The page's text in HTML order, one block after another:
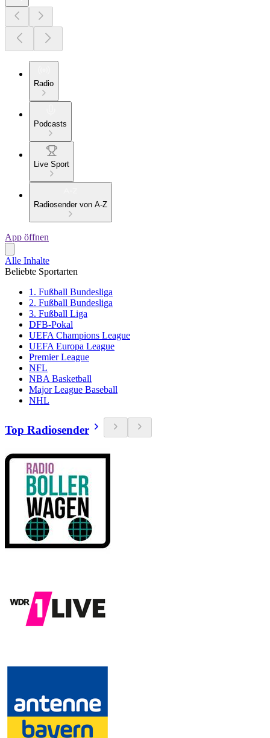
Radio
Podcasts
Live Sport
Radiosender von A-Z
App öffnen
Alle Inhalte
Beliebte Sportarten
1. Fußball Bundesliga
2. Fußball Bundesliga
3. Fußball Liga
DFB-Pokal
UEFA Champions League
UEFA Europa League
Premier League
NFL
NBA Basketball
Major League Baseball
NHL
Top Radiosender